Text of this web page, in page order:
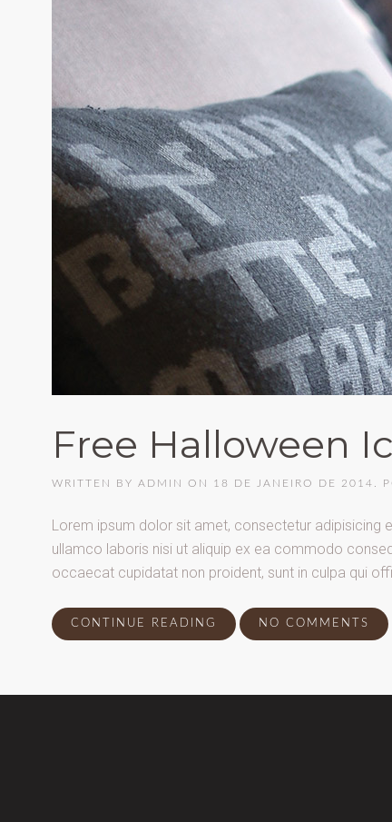
Free Halloween
WRITTEN BY ADMIN ON 18 DE JANEIRO DE 2014 .
Lorem ipsum dolor sit amet, consectetur adipisicing
ullamco laboris nisi ut aliquip ex ea commodo
occaecat cupidatat non proident, sunt in culpa qui
CONTINUE READING NO COMMENTS